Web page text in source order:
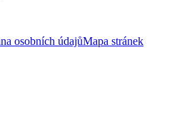
osobních údajůMapa stránek